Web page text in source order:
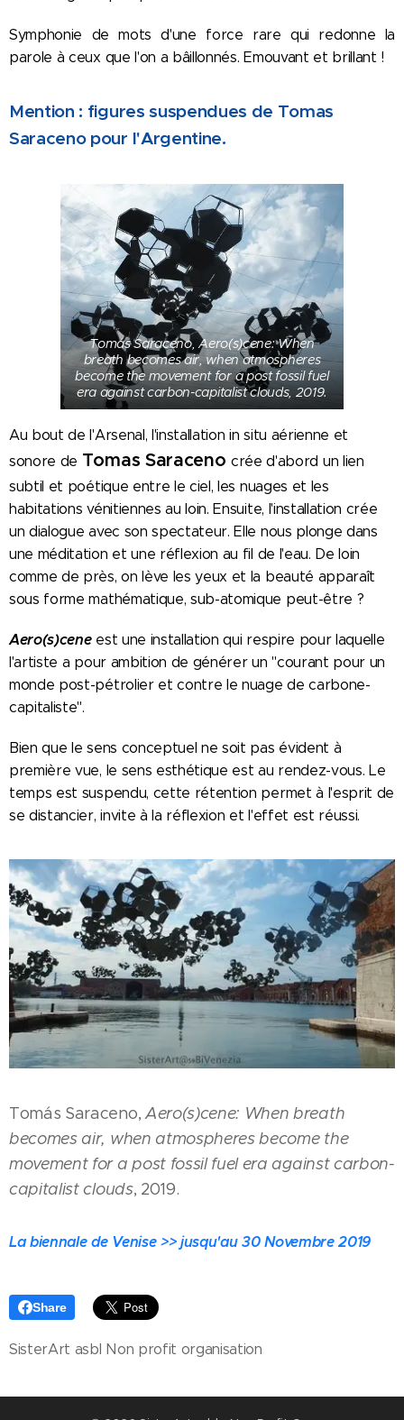
Symphonie de mots d'une force rare qui redonne la
parole à ceux que l'on a bâillonnés. Emouvant et brillant !
Mention : figures suspendues de Tomas
Saraceno pour l'Argentine.
Tomás Saraceno, Aero(s)cene: When
breath becomes air, when atmospheres
become the movement for a post fossil fuel
era against carbon-capitalist clouds, 2019.
Au bout de l'Arsenal, l'installation in situ aérienne et
sonore de Tomas Saracenocrée d'abord un lien
subtil et poétique entre le ciel, les nuages et les
habitations vénitiennes au loin. Ensuite, l'installation crée
un dialogue avec son spectateur. Elle nous plonge dans
une méditation et une réflexion au fil de l'eau. De loin
comme de près, on lève les yeux et la beauté apparaît
sous forme mathématique, sub-atomique peut-être ?
Aero(s)ceneest une installation qui respire pour laquelle
l'artiste a pour ambition de générer un "courant pour un
monde post-pétrolier et contre le nuage de carbone-
capitaliste".
Bien que le sens conceptuel ne soit pas évident à
première vue, le sens esthétique est au rendez-vous. Le
temps est suspendu, cette rétention permet à l'esprit de
se distancier, invite à la réflexion et l'effet est réussi.
Tomás Saraceno, Aero(s)cene: When breath
becomes air, when atmospheres become the
movement for a post fossil fuel era against carbon-
capitalist clouds, 2019.
La biennale de Venise >> jusqu'au 30 Novembre 2019
Share
SisterArt asbl Non profit organisation